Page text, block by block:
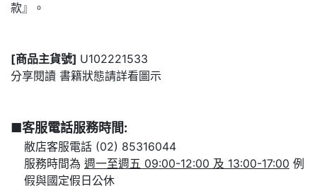
款』。
[商品主貨號] U102221533
分享閱讀 書籍狀態請詳看圖示
■客服電話服務時間:
敝店客服電話 (02) 85316044
服務時間為 週一至週五 09:00-12:00 及 13:00-17:00 例
假與國定假日公休